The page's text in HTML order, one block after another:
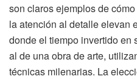
son claros ejemplos de
la atención al detalle elevan
donde el tiempo invertido en
al de una obra de arte,
técnicas milenarias. La